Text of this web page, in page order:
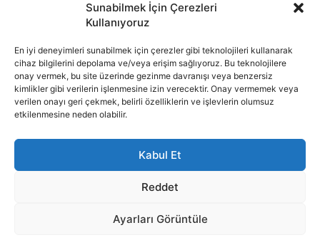
Sunabilmek İçin Çerezleri
Kullanıyoruz
En iyi deneyimleri sunabilmek için çerezler gibi teknolojileri kullanarak
cihaz bilgilerini depolama ve/veya erişim sağlıyoruz. Bu teknolojilere
onay vermek, bu site üzerinde gezinme davranışı veya benzersiz
kimlikler gibi verilerin işlenmesine izin verecektir. Onay vermemek veya
verilen onayı geri çekmek, belirli özelliklerin ve işlevlerin olumsuz
etkilenmesine neden olabilir.
Kabul Et
Reddet
Ayarları Görüntüle
İnternet portalımızda yer alan tüm haber metini, resim ve benzeri
içeriğin hakları Sigortamedya Yayıncılık A.Ş.'ye aittir. Hiçbir şekilde
basılı ya da elektronik bir ortamda, kaynak gösterilse bile izin
alınmadan kullanılamaz.